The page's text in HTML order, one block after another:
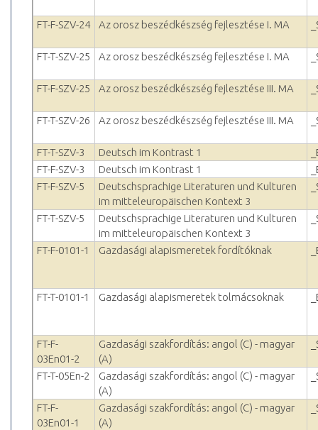
FT-F-SZV-24 Az orosz beszédkészség fejlesztése I. MA
FT-T-SZV-25 Az orosz beszédkészség fejlesztése I. MA
FT-F-SZV-25 Az orosz beszédkészség fejlesztése III. MA
FT-T-SZV-26 Az orosz beszédkészség fejlesztése III. MA
FT-T-SZV-3 Deutsch im Kontrast 1
FT-F-SZV-3
Deutsch im Kontrast 1
FT-F-SZV-5
Deutschsprachige Literaturen und Kulturen
im mitteleuropäischen Kontext 3
FT-T-SZV-5
Deutschsprachige Literaturen und Kulturen
im mitteleuropäischen Kontext 3
FT-F-0101-1 Gazdasági alapismeretek fordítóknak
FT-T-0101-1 Gazdasági alapismeretek tolmácsoknak
FT-F-
03En01-2
Gazdasági szakfordítás: angol (C) - magyar
(A)
FT-T-05En-2
Gazdasági szakfordítás: angol (C) - magyar
(A)
FT-F-
03En01-1
Gazdasági szakfordítás: angol (C) - magyar
(A)